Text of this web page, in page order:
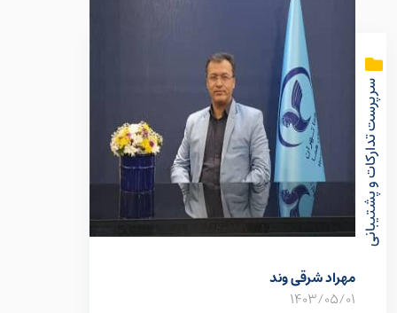
سرپرست تدارکات و پشتیبانی
مهراد شرقی وند
1403/05/01